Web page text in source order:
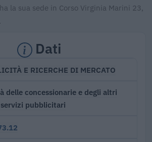
la sua sede in Corso Virginia Marini 23,
Dati
E RICERCHE DI MERCATO
delle concessionarie e degli altri
pubblicitari